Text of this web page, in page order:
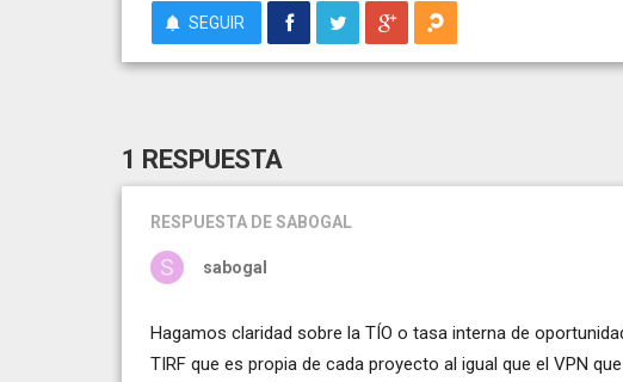
SEGUIR
1 RESPUESTA
RESPUESTA DE SABOGAL
sabogal
Hagamos claridad sobre la TÍO o tasa interna de
TIRF que es propia de cada proyecto al igual que el VPN